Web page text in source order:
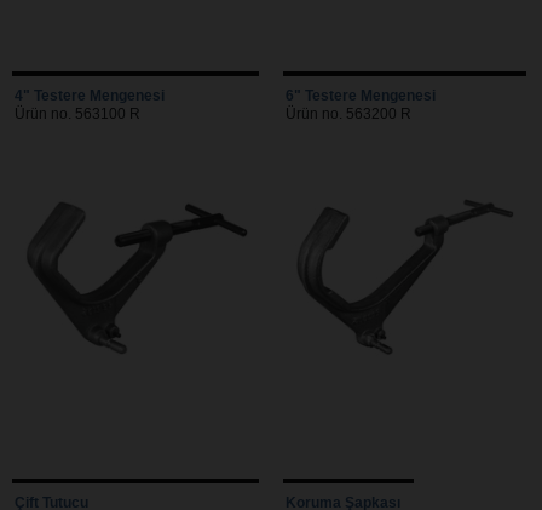
4" Testere Mengenesi
Ürün no. 563100 R
6" Testere Mengenesi
Ürün no. 563200 R
Çift Tutucu
Koruma Şapkası